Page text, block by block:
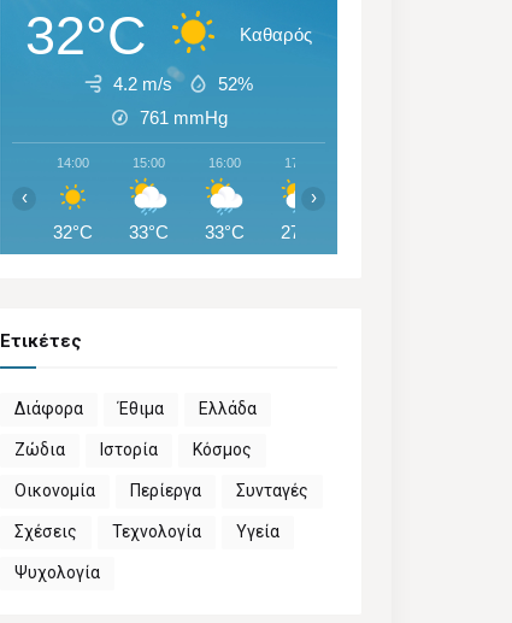
32°C Καθαρός
4.2 m/s
52%
761 mmHg
14:00
32°C
15:00
33°C
16:00
33°C
17:00
27°C
‹ ›
Ετικέτες
Διάφορα Έθιμα Ελλάδα
Ζώδια Ιστορία Κόσμος
Οικονομία Περίεργα Συνταγές
Σχέσεις Τεχνολογία Υγεία
Ψυχολογία